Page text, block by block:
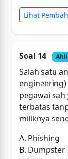
Lihat
Soal 14
Salah satu
pegawai
terbatas
miliknya
A. Phishing
B. Dumpster